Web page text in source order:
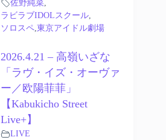
佐野純菜,
ラビラブIDOLスクール,
ソロスペ, 東京アイドル劇場
2026.4.21 – 高嶺いざな
「ラヴ・イズ・オーヴァ
ー／欧陽菲菲」
【Kabukicho Street
Live+】
LIVE